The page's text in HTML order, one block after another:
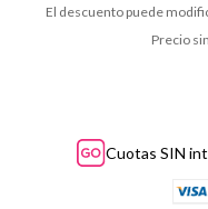
El descuento puede
Precio
Cuotas SIN